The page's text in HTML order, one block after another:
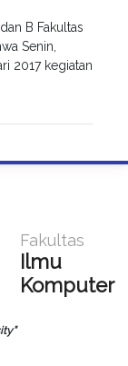
B Fakultas
Senin,
2017 kegiatan
Fakultas
Ilmu
Komputer